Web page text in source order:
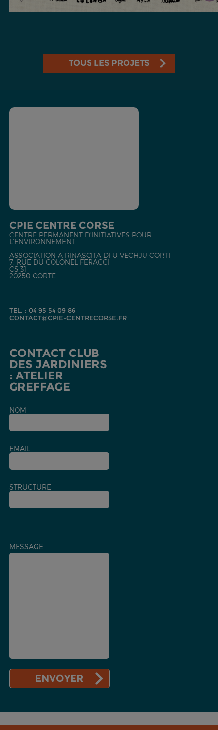
TOUS LES PROJETS
CPIE CENTRE CORSE
CENTRE PERMANENT D'INITIATIVES POUR
L'ENVIRONNEMENT
ASSOCIATION A RINASCITA DI U VECHJU CORTI
7, RUE DU COLONEL FERACCI
CS 31
20250 CORTE
TEL. : 04 95 54 09 86
CONTACT@CPIE-CENTRECORSE.FR
CONTACT CLUB
DES JARDINIERS
: ATELIER
GREFFAGE
NOM
EMAIL
STRUCTURE
MESSAGE